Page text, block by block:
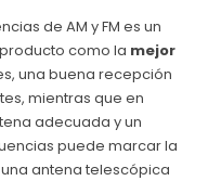
de AM y FM es un
como la mejor
una buena recepción
mientras que en
adecuada y un
puede marcar la
antena telescópica